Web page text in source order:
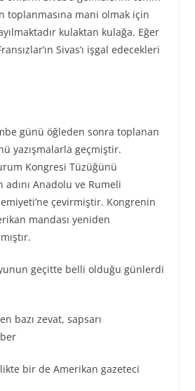
toplanmasına mani olmak için
kulaktan kulağa. Eğer
Sivas’ı işgal edecekleri
günü öğleden sonra toplanan
yazışmalarla geçmiştir.
Kongresi Tüzüğünü
Anadolu ve Rumeli
çevirmiştir. Kongrenin
mandası yeniden
geçitte belli olduğu günlerdi
bazı zevat, sapsarı
bir de Amerikan gazeteci